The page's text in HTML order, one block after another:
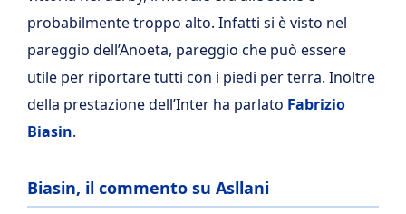
probabilmente troppo alto. Infatti si è visto nel
pareggio dell’Anoeta, pareggio che può essere
utile per riportare tutti con i piedi per terra. Inoltre
della prestazione dell’Inter ha parlato Fabrizio
Biasin.
Biasin, il commento su Asllani